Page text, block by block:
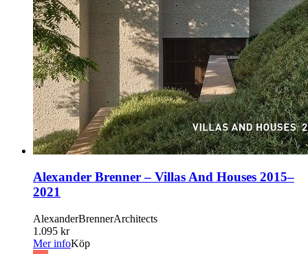
Alexander Brenner – Villas And Houses 2015–
2021
AlexanderBrennerArchitects
1.095 kr
Mer infoKöp